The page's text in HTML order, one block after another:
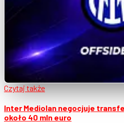
Czytaj także
Inter Mediolan negocjuje
około 40 mln euro